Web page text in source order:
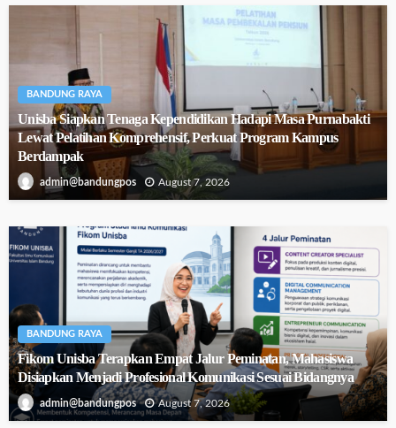
BANDUNG RAYA
Unisba Siapkan Tenaga Kependidikan Hadapi Masa Purnabakti
Lewat Pelatihan Komprehensif, Perkuat Program Kampus
Berdampak
admin@bandungpos August 7, 2026
BANDUNG RAYA
Fikom Unisba Terapkan Empat Jalur Peminatan, Mahasiswa
Disiapkan Menjadi Profesional Komunikasi Sesuai Bidangnya
admin@bandungpos August 7, 2026